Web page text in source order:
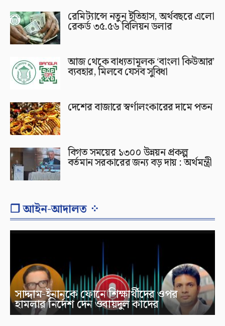
রেমিট্যান্সে নতুন ইতিহাস, অর্থবছরে এলো
রেকর্ড ৩৫.৫৬ বিলিয়ন ডলার
আজ থেকে বাধ্যতামূলক ‘বাংলা কিউআর’
ব্যবহার, মিলবে যেসব সুবিধা
দেশের বাজারে স্বর্ণালংকারের দামে পতন
বিগত সময়ের ১৩০০ উন্নয়ন প্রকল্প
বর্তমান সরকারের জন্য বড় দায় : অর্থমন্ত্রী
❐ আইন-আদালত ⁘
সাদ্দাম-ইনানকে ফোনে শিক্ষার্থীদের ওপর
হামলার নির্দেশ দেন ওবায়দুল কাদের